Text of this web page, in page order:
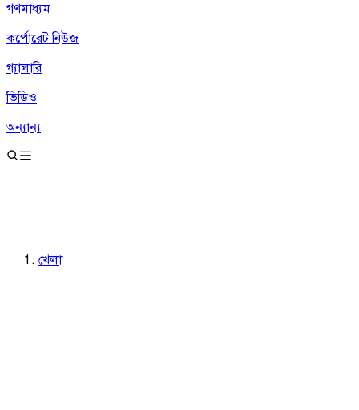
গণমাধ্যম
কর্পোরেট নিউজ
গ্যালারি
ভিডিও
অন্যান্য
খেলা